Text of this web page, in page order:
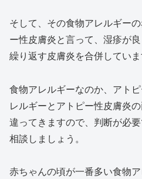
そして、その食物アレルギー
ー性皮膚炎と言って、湿疹が
繰り返す皮膚炎を合併していま
食物アレルギーなのか、アト
レルギーとアトピー性皮膚炎
違ってきますので、判断が必
相談しましょう。
赤ちゃんの頃が一番多い食物